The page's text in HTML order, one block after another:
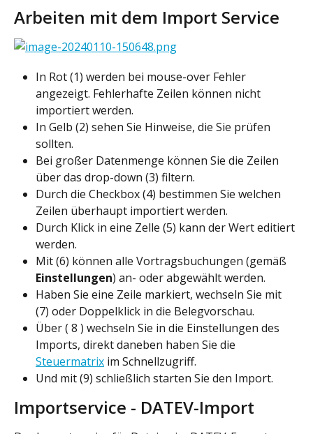
Arbeiten mit dem Import Service
In Rot (1) werden bei mouse-over Fehler
angezeigt. Fehlerhafte Zeilen können nicht
importiert werden.
In Gelb (2) sehen Sie Hinweise, die Sie prüfen
sollten.
Bei großer Datenmenge können Sie die Zeilen
über das drop-down (3) filtern.
Durch die Checkbox (4) bestimmen Sie welchen
Zeilen überhaupt importiert werden.
Durch Klick in eine Zelle (5) kann der Wert editiert
werden.
Mit (6) können alle Vortragsbuchungen (gemäß
Einstellungen) an- oder abgewählt werden.
Haben Sie eine Zeile markiert, wechseln Sie mit
(7) oder Doppelklick in die Belegvorschau.
Über ( 8 ) wechseln Sie in die Einstellungen des
Imports, direkt daneben haben Sie die
Steuermatrix im Schnellzugriff.
Und mit (9) schließlich starten Sie den Import.
Importservice - DATEV-Import